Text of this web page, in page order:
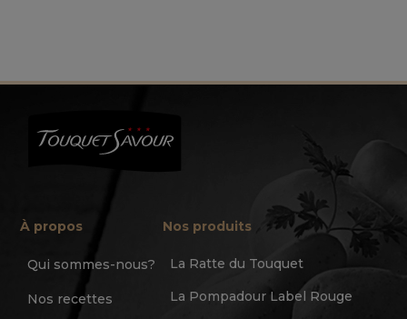
À propos
Qui sommes-nous?
Nos recettes
Nos produits
La Ratte du Touquet
La Pompadour Label Rouge